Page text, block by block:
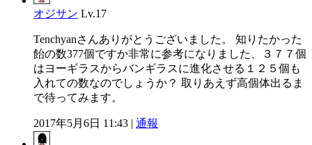
オジサン Lv.17
Tenchyanさんありがとうございました。 知りたかった
飴の数377個ですか非常に参考になりました、３７７個
はヨーギラスからバンギラスに進化させる１２５個も
入れての数なのでしょうか？ 取りあえず高個体出るま
で待ってみます。
2017年5月6日 11:43 | 通報